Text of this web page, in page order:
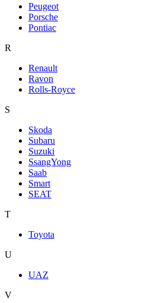
Peugeot
Porsche
Pontiac
R
Renault
Ravon
Rolls-Royce
S
Skoda
Subaru
Suzuki
SsangYong
Saab
Smart
SEAT
T
Toyota
U
UAZ
V